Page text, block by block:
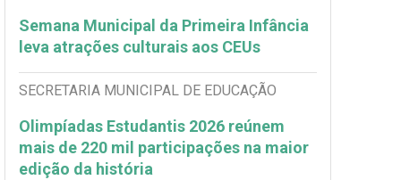
Semana Municipal da Primeira Infância
leva atrações culturais aos CEUs
SECRETARIA MUNICIPAL DE EDUCAÇÃO
Olimpíadas Estudantis 2026 reúnem
mais de 220 mil participações na maior
edição da história